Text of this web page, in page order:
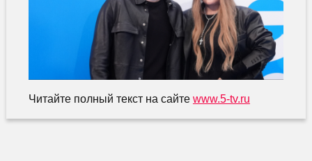
Читайте полный текст на сайте www.5-tv.ru